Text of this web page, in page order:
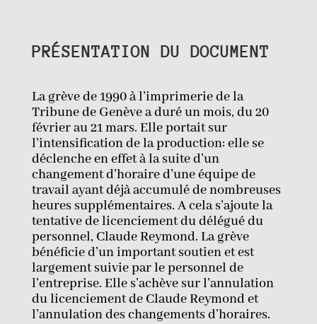
PRÉSENTATION DU DOCUMENT
La grève de 1990 à l’imprimerie de la
Tribune de Genève a duré un mois, du 20
février au 21 mars. Elle portait sur
l’intensification de la production: elle se
déclenche en effet à la suite d’un
changement d’horaire d’une équipe de
travail ayant déjà accumulé de nombreuses
heures supplémentaires. A cela s’ajoute la
tentative de licenciement du délégué du
personnel, Claude Reymond. La grève
bénéficie d’un important soutien et est
largement suivie par le personnel de
l’entreprise. Elle s’achève sur l’annulation
du licenciement de Claude Reymond et
l’annulation des changements d’horaires.